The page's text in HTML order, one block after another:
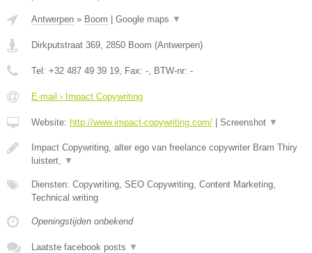
Antwerpen » Boom Google maps ▼
Dirkputstraat 369 2850 Boom (Antwerpen)
Tel: +32 487 49 39 19 , Fax: - , BTW-nr: -
E-mail › Impact Copywriting
Website: http://www.impact-copywriting.com/ Screenshot ▼
Impact Copywriting, alter ego van freelance copywriter Bram Thiry
luistert,
▼
Diensten: Copywriting, SEO Copywriting, Content Marketing,
Technical writing
Openingstijden onbekend
Laatste facebook posts ▼